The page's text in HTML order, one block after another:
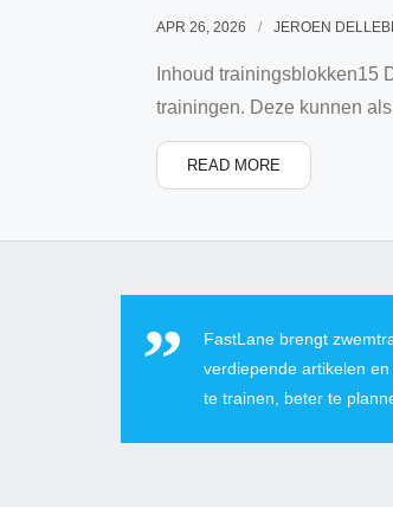
APR 26, 2026 JEROEN
Inhoud trainingsblokken15
trainingen. Deze kunnen
READ MORE
FastLane brengt
verdiepende artikelen
te trainen, beter te